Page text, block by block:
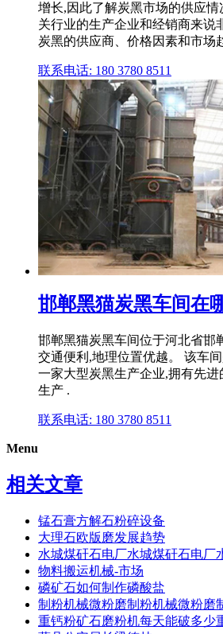
增长,因此了解炭黑市场的供应
关行业的生产企业和经销商来说
炭黑的供应商、价格因素和市场
联系电话: 180 3780 8511
邯郸黑猫炭黑车间在
邯郸黑猫炭黑车间位于河北省邯
交通便利,地理位置优越。 该车
一家大型炭黑生产企业,拥有先
生产 .
联系电话: 180 3780 8511
Menu
相关文章
锰石膏方解石粉碎设备
大理石欧版磨发展趋势
水城煤矸石电厂水城煤矸石电厂
物料搬运机械-市场
磷矿石如何制作磷酸盐
制粉机械微粉磨制粉机械微粉磨
重钙粉矿石磨粉机每天能破多少